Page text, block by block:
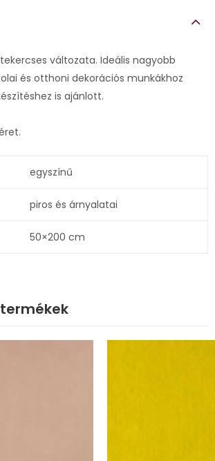
változata. Ideális nagyobb
és otthoni dekorációs munkákhoz
is ajánlott.
egyszínű
piros és árnyalatai
50×200 cm